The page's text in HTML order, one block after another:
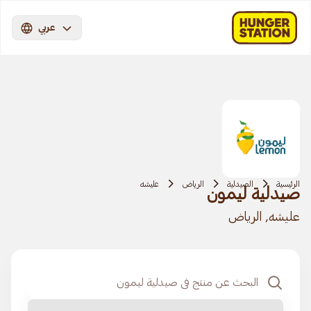
عربي
الرئيسية الصيدلية الرياض عليشه
صيدلية ليمون
عليشه, الرياض